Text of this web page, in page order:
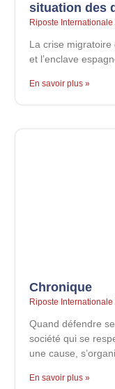
situation des
Riposte Internationale
La crise
et l’enclave
En savoir plus »
Chronique
Riposte Internationale
Quand défendre
société qui se
une cause,
En savoir plus »